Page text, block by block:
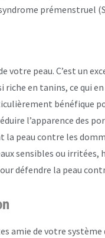
prémenstruel
votre peau. C’est
en tanins, ce qui
bénéfique
l’apparence des
la peau contre les
sensibles ou
défendre la peau
amie de votre